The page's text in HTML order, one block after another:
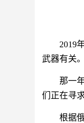
2019
武器有关
那一
们正在寻
根据